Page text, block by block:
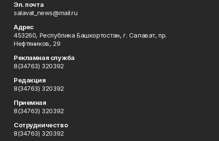
Эл. почта
salavat_news@mail.ru
Адрес
453260, Республика Башкортостан, г. Салават, пр.
Нефтяников, 29
Рекламная служба
8(34763) 320392
Редакция
8(34763) 320392
Приемная
8(34763) 320392
Сотрудничество
8(34763) 320392